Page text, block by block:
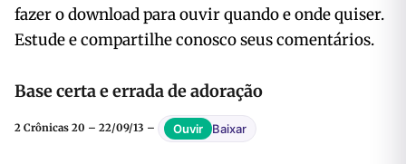
fazer o download para ouvir quando e onde quiser.
Estude e compartilhe conosco seus comentários.
Base certa e errada de adoração
2 Crônicas 20 – 22/09/13 – Ouvir Baixar